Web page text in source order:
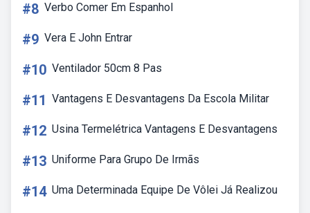
#8 Verbo Comer Em Espanhol
#9 Vera E John Entrar
#10 Ventilador 50cm 8 Pas
#11 Vantagens E Desvantagens Da Escola Militar
#12 Usina Termelétrica Vantagens E Desvantagens
#13 Uniforme Para Grupo De Irmãs
#14 Uma Determinada Equipe De Vôlei Já Realizou